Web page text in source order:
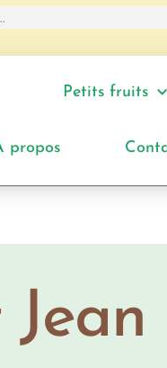
Petits fruits
propos